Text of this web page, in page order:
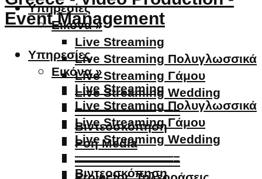
Υπηρεσίες
Εικόνα »
Live Streaming
Live Streaming Πολυγλωσσικά
Live Streaming Γάμου
Live Streaming Wedding
————————–
Βιντεοσκόπηση
Ροή Media
————————–
Υπηρεσίες
Εικόνα »
Live Streaming
Live Streaming Πολυγλωσσικά
Live Streaming Γάμου
Live Streaming Wedding
————————–
Βιντεοσκόπηση